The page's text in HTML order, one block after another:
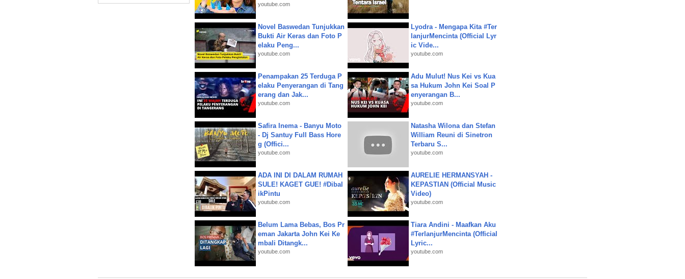
youtube.com
Novel Baswedan Tunjukkan
Bukti Air Keras dan Foto P
elaku Peng...
youtube.com
Lyodra - Mengapa Kita #Ter
lanjurMencinta (Official Lyr
ic Vide...
youtube.com
Penampakan 25 Terduga P
elaku Penyerangan di Tang
erang dan Jak...
youtube.com
Adu Mulut! Nus Kei vs Kua
sa Hukum John Kei Soal P
enyerangan B...
youtube.com
Safira Inema - Banyu Moto
- Dj Santuy Full Bass Hore
g (Offici...
youtube.com
Natasha Wilona dan Stefan
William Reuni di Sinetron
Terbaru S...
youtube.com
ADA INI DI DALAM RUMAH
SULE! KAGET GUE! #Dibal
ikPintu
youtube.com
AURELIE HERMANSYAH -
KEPASTIAN (Official Music
Video)
youtube.com
Belum Lama Bebas, Bos Pr
eman Jakarta John Kei Ke
mbali Ditangk...
youtube.com
Tiara Andini - Maafkan Aku
#TerlanjurMencinta (Official
Lyric...
youtube.com